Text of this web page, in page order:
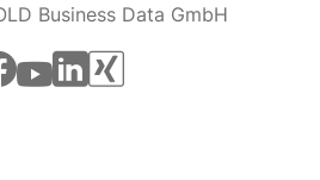
Business Data GmbH